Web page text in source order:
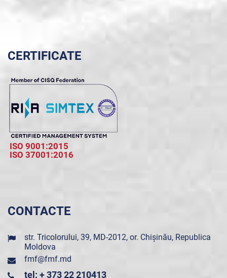
CERTIFICATE
ISO 9001:2015
ISO 37001:2016
CONTACTE
str. Tricolorului, 39, MD-2012, or. Chișinău, Republica
Moldova
fmf@fmf.md
tel: + 373 22 210413